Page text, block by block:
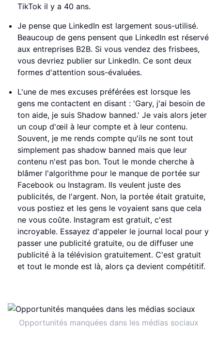
TikTok il y a 40 ans.
Je pense que LinkedIn est largement sous-utilisé.
Beaucoup de gens pensent que LinkedIn est réservé
aux entreprises B2B. Si vous vendez des frisbees,
vous devriez publier sur LinkedIn. Ce sont deux
formes d'attention sous-évaluées.
L'une de mes excuses préférées est lorsque les
gens me contactent en disant : 'Gary, j'ai besoin de
ton aide, je suis Shadow banned.' Je vais alors jeter
un coup d'œil à leur compte et à leur contenu.
Souvent, je me rends compte qu'ils ne sont tout
simplement pas shadow banned mais que leur
contenu n'est pas bon. Tout le monde cherche à
blâmer l'algorithme pour le manque de portée sur
Facebook ou Instagram. Ils veulent juste des
publicités, de l'argent. Non, la portée était gratuite,
vous postiez et les gens le voyaient sans que cela
ne vous coûte. Instagram est gratuit, c'est
incroyable. Essayez d'appeler le journal local pour y
passer une publicité gratuite, ou de diffuser une
publicité à la télévision gratuitement. C'est gratuit
et tout le monde est là, alors ça devient compétitif.
Opportunités manquées dans les médias sociaux